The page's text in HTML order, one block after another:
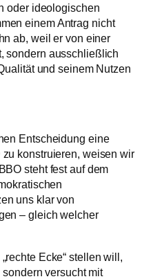
oder ideologischen
einem Antrag nicht
ab, weil er von einer
sondern ausschließlich
und seinem Nutzen
Entscheidung eine
konstruieren, weisen wir
steht fest auf dem
uns klar von
– gleich welcher
Ecke“ stellen will,
versucht mit